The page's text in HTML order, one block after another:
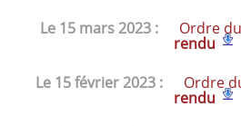
Le 15 mars 2023 :
Ordre
rendu
Le 15 février 2023 :
Ordre
rendu